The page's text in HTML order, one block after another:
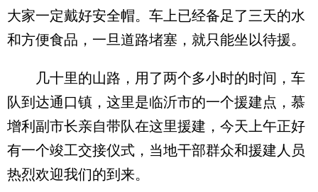
大家一定戴好安全帽。车上已经备足了三天的水
和方便食品，一旦道路堵塞，就只能坐以待援。
几十里的山路，用了两个多小时的时间，车
队到达通口镇，这里是临沂市的一个援建点，慕
增利副市长亲自带队在这里援建，今天上午正好
有一个竣工交接仪式，当地干部群众和援建人员
热烈欢迎我们的到来。